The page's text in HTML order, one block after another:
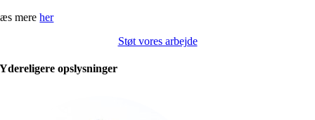
mereher
Støt vores arbejde
Ydereligere opslysninger